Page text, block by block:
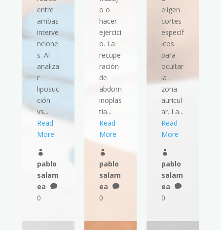
entre
ambas
interve
ncione
s. Al
analiza
r
liposuc
ción
vs...
Read
More

pablo
salam
ea

0
o o
hacer
ejercici
o. La
recupe
ración
de
abdom
inoplas
tia...
Read
More

pablo
salam
ea

0
eligen
cortes
específ
icos
para
ocultar
la
zona
auricul
ar. La...
Read
More

pablo
salam
ea

0